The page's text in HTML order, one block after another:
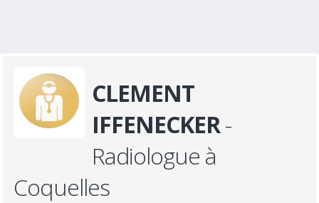
CLEMENT
IFFENECKER-
Radiologue à
Coquelles